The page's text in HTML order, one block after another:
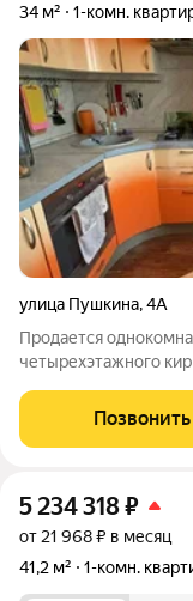
34 м² 1-комн.
улица Пушкина,4А
Продается
четырехэтажного
практичная:
современной
Позвонить
5 234 318₽
от 21 968 ₽ в месяц
41,2 м²
1-комн.